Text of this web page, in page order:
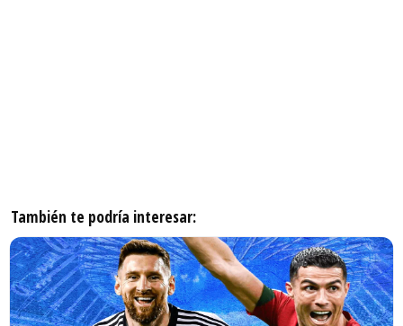
También te podría interesar: